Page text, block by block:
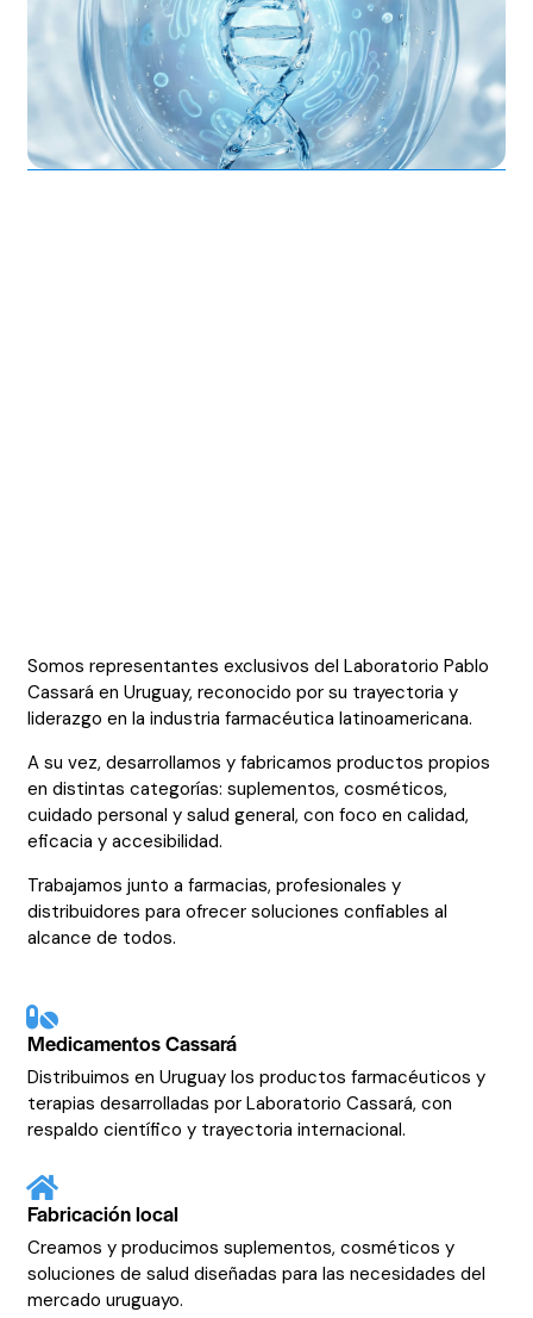
Somos representantes exclusivos del Laboratorio Pablo
Cassará en Uruguay, reconocido por su trayectoria y
liderazgo en la industria farmacéutica latinoamericana.
A su vez, desarrollamos y fabricamos productos propios
en distintas categorías: suplementos, cosméticos,
cuidado personal y salud general, con foco en calidad,
eficacia y accesibilidad.
Trabajamos junto a farmacias, profesionales y
distribuidores para ofrecer soluciones confiables al
alcance de todos.
Medicamentos Cassará
Distribuimos en Uruguay los productos farmacéuticos y
terapias desarrolladas por Laboratorio Cassará, con
respaldo científico y trayectoria internacional.
Fabricación local
Creamos y producimos suplementos, cosméticos y
soluciones de salud diseñadas para las necesidades del
mercado uruguayo.